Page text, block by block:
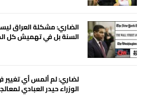
الضاري: مشكلة العراق
السنة بل في تهميش كل
لضاري: لم ألمس أي
الوزراء حيدر العبادي